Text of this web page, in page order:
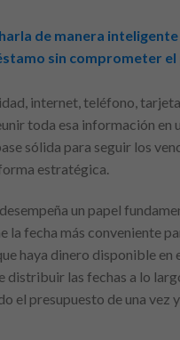
de manera inteligente
sin comprometer
internet, teléfono,
toda esa información en
sólida para seguir los
estratégica.
un papel
fecha más conveniente
haya dinero disponible
las fechas a lo
el presupuesto de una vez